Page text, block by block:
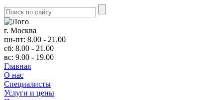
г. Москва
пн-пт: 8.00 - 21.00
сб: 8.00 - 21.00
вс: 9.00 - 19.00
Главная
О нас
Cпециалисты
Услуги и цены